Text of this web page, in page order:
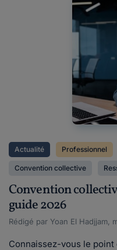
Actualité Professionnel
Convention collective
Convention
guide 2026
Rédigé par Yoan El Hadjjam,
Connaissez-vous le